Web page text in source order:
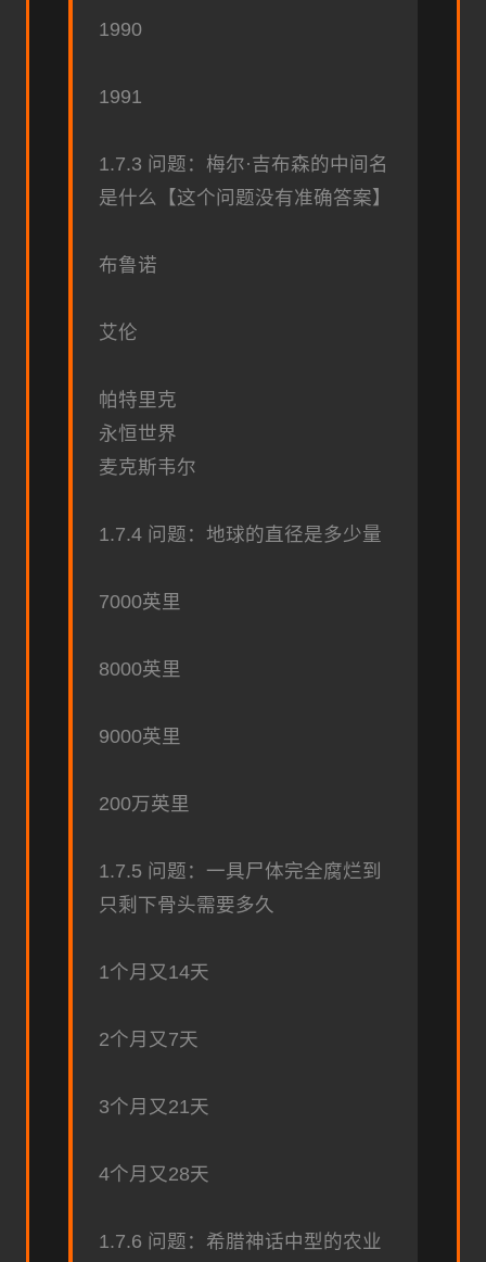
1990
1991
1.7.3 问题：梅尔·吉布森的中间名
是什么【这个问题没有准确答案】
布鲁诺
艾伦
帕特里克
永恒世界
麦克斯韦尔
1.7.4 问题：地球的直径是多少量
7000英里
8000英里
9000英里
200万英里
1.7.5 问题：一具尸体完全腐烂到
只剩下骨头需要多久
1个月又14天
2个月又7天
3个月又21天
4个月又28天
1.7.6 问题：希腊神话中型的农业